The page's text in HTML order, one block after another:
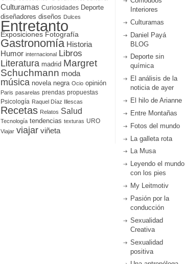
Culturamas Curiosidades Deporte
diseñadores diseños Dulces
Entretanto
Exposiciones Fotografía
Gastronomía Historia
Humor internacional Libros
Literatura madrid Margret
Schuchmann moda
música novela negra Ocio opinión
Paris pasarelas prendas propuestas
Psicología Raquel Díaz Illescas
Recetas Relatos Salud
Tecnología tendencias texturas URO
Viajar viajar viñeta
Interiores
Culturamas
Daniel Payá
BLOG
Deporte sin
química
El análisis de la
noticia de ayer
El hilo de Arianne
Entre Montañas
Fotos del mundo
La galleta rota
La Musa
Leyendo el mundo
con los pies
My Leitmotiv
Pasión por la
conducción
Sexualidad
Creativa
Sexualidad
positiva